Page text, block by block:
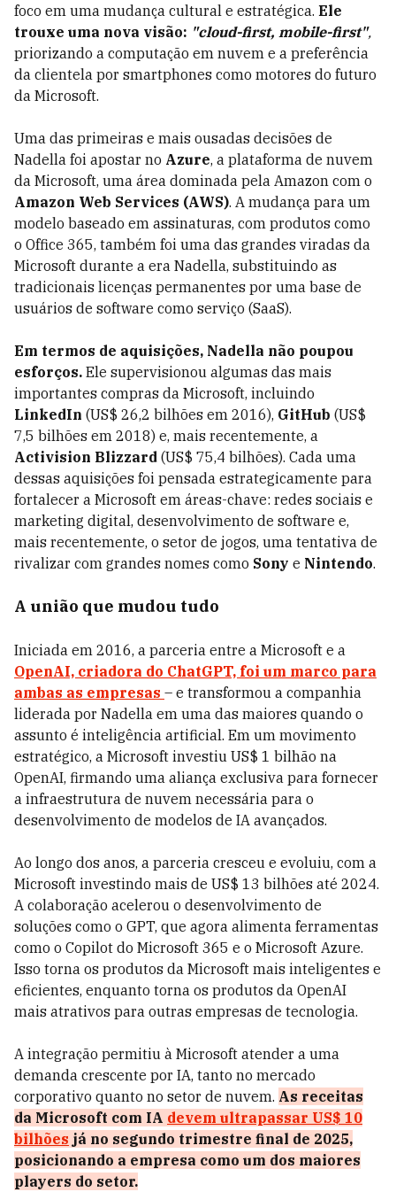
foco em uma mudança cultural e estratégica. Ele
trouxe uma nova visão: "cloud-first, mobile-first",
priorizando a computação em nuvem e a preferência
da clientela por smartphones como motores do futuro
da Microsoft.
Uma das primeiras e mais ousadas decisões de
Nadella foi apostar no Azure, a plataforma de nuvem
da Microsoft, uma área dominada pela Amazon com o
Amazon Web Services (AWS). A mudança para um
modelo baseado em assinaturas, com produtos como
o Office 365, também foi uma das grandes viradas da
Microsoft durante a era Nadella, substituindo as
tradicionais licenças permanentes por uma base de
usuários de software como serviço (SaaS).
Em termos de aquisições, Nadella não poupou
esforços. Ele supervisionou algumas das mais
importantes compras da Microsoft, incluindo
LinkedIn (US$ 26,2 bilhões em 2016), GitHub (US$
7,5 bilhões em 2018) e, mais recentemente, a
Activision Blizzard (US$ 75,4 bilhões). Cada uma
dessas aquisições foi pensada estrategicamente para
fortalecer a Microsoft em áreas-chave: redes sociais e
marketing digital, desenvolvimento de software e,
mais recentemente, o setor de jogos, uma tentativa de
rivalizar com grandes nomes como Sony e Nintendo.
A união que mudou tudo
Iniciada em 2016, a parceria entre a Microsoft e a
OpenAI, criadora do ChatGPT, foi um marco para
ambas as empresas – e transformou a companhia
liderada por Nadella em uma das maiores quando o
assunto é inteligência artificial. Em um movimento
estratégico, a Microsoft investiu US$ 1 bilhão na
OpenAI, firmando uma aliança exclusiva para fornecer
a infraestrutura de nuvem necessária para o
desenvolvimento de modelos de IA avançados.
Ao longo dos anos, a parceria cresceu e evoluiu, com a
Microsoft investindo mais de US$ 13 bilhões até 2024.
A colaboração acelerou o desenvolvimento de
soluções como o GPT, que agora alimenta ferramentas
como o Copilot do Microsoft 365 e o Microsoft Azure.
Isso torna os produtos da Microsoft mais inteligentes e
eficientes, enquanto torna os produtos da OpenAI
mais atrativos para outras empresas de tecnologia.
A integração permitiu à Microsoft atender a uma
demanda crescente por IA, tanto no mercado
corporativo quanto no setor de nuvem. As receitas
da Microsoft com IA devem ultrapassar US$ 10
bilhões já no segundo trimestre final de 2025,
posicionando a empresa como um dos maiores
players do setor.